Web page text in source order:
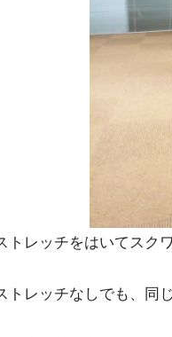
トレッチをはいてスク
トレッチなしでも、同